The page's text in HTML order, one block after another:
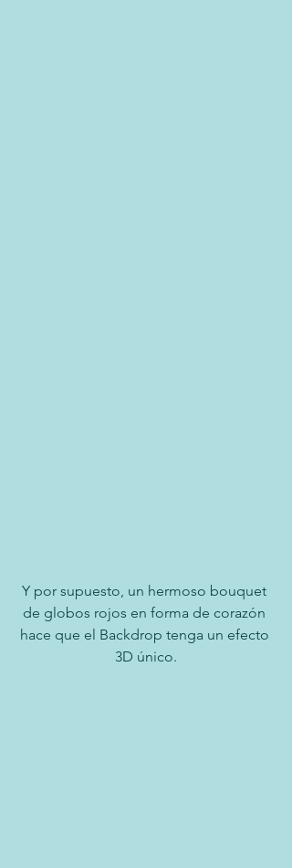
Y por supuesto, un hermoso bouquet
de globos rojos en forma de corazón
hace que el Backdrop tenga un efecto
3D único.